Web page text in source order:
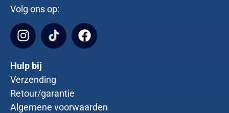
Volg ons op:
Hulp bij
Verzending
Retour/garantie
Algemene voorwaarden